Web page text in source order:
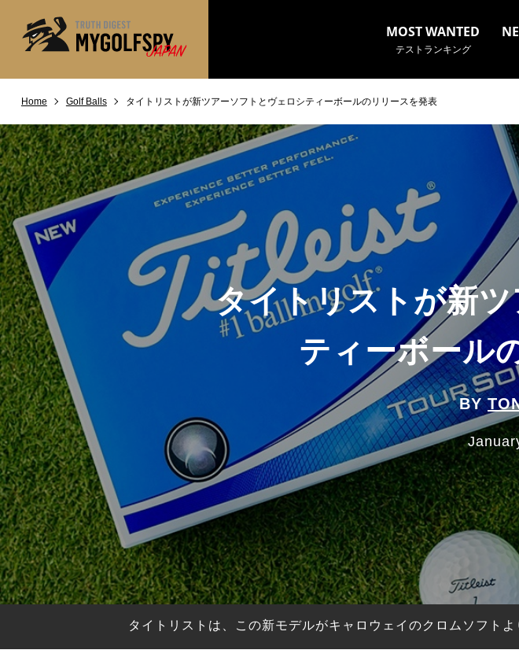
MOST WANTED
テストランキング
Home Golf Balls タイトリストが新ツアーソフトとヴェロシティーボールのリリースを発表
タイトリストが新
ティーボール
BY
タイトリストは、この新モデルがキャロウェイのクロムソフト
MOST WANTED
NEW RELEASES 新製品情報
HOW TO ゴルフ上達・実践テクニック
LAB テスト・データ検証
Golf News ゴルフニュース
REVIEWS 製品レビュー
DRIVERS
FAIRWAY WOODS フェアウェイウッド
HYBRIDS
IRONS アイアン
WEDGES ウェッジ
PUTTERS パター
OTHER その他
Editor’s Picks 編集部のおすすめ
Our Team 私たちのチーム
Our Mission 私たちの使命
※メーカー名やクラブ名など、検索したい事